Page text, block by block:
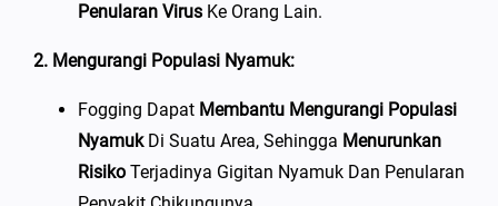
Penularan Virus Ke Orang Lain.
2. Mengurangi Populasi Nyamuk:
Fogging Dapat Membantu Mengurangi Populasi
NyamukDi Suatu Area, Sehingga Menurunkan
Risiko Terjadinya Gigitan Nyamuk Dan Penularan